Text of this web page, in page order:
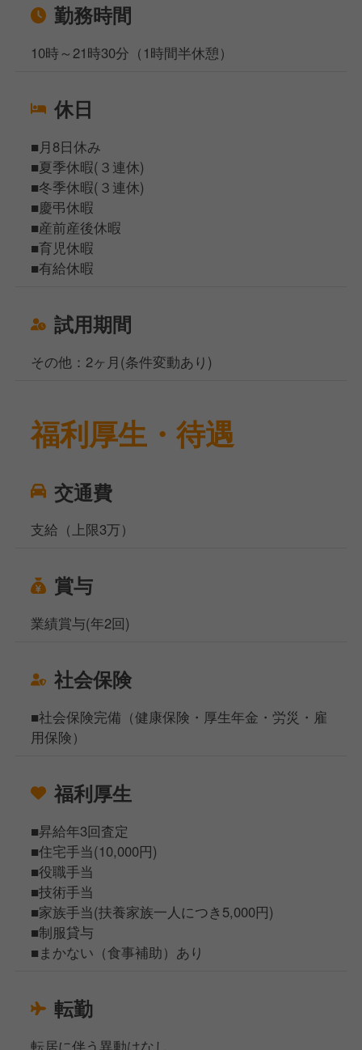
勤務時間
10時～21時30分（1時間半休憩）
休日
■月8日休み
■夏季休暇(３連休)
■冬季休暇(３連休)
■慶弔休暇
■産前産後休暇
■育児休暇
■有給休暇
試用期間
その他：2ヶ月(条件変動あり)
福利厚生・待遇
交通費
支給（上限3万）
賞与
業績賞与(年2回)
社会保険
■社会保険完備（健康保険・厚生年金・労災・雇
用保険）
福利厚生
■昇給年3回査定
■住宅手当(10,000円)
■役職手当
■技術手当
■家族手当(扶養家族一人につき5,000円)
■制服貸与
■まかない（食事補助）あり
転勤
転居に伴う異動はなし